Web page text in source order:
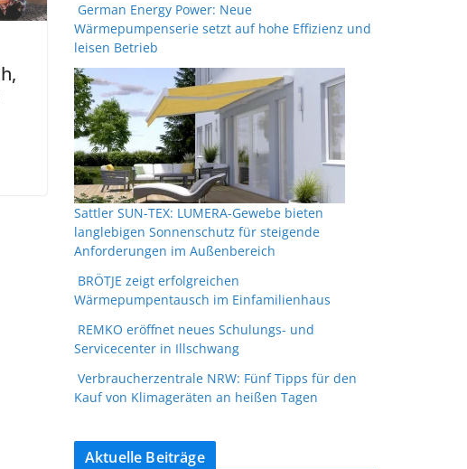
German Energy Power: Neue
Wärmepumpenserie setzt auf hohe Effizienz und
leisen Betrieb
Sattler SUN-TEX: LUMERA-Gewebe bieten
langlebigen Sonnenschutz für steigende
Anforderungen im Außenbereich
BRÖTJE zeigt erfolgreichen
Wärmepumpentausch im Einfamilienhaus
REMKO eröffnet neues Schulungs- und
Servicecenter in Illschwang
Verbraucherzentrale NRW: Fünf Tipps für den
Kauf von Klimageräten an heißen Tagen
Aktuelle Beiträge